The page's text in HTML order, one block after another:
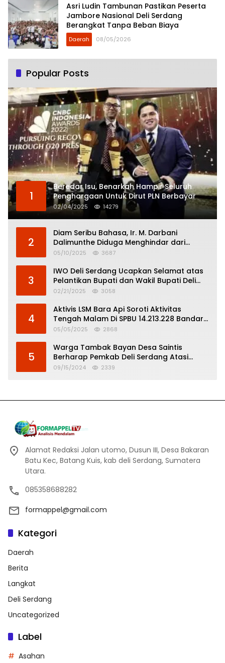
Asri Ludin Tambunan Pastikan Peserta
Jambore Nasional Deli Serdang
Berangkat Tanpa Beban Biaya
Daerah 08/05/2026
Popular Posts
1
Beredar Isu, Benarkah Hampir Seluruh
Penghargaan Untuk Dirut PLN Berbayar
02/04/2025 14279
2
Diam Seribu Bahasa, Ir. M. Darbani
Dalimunthe Diduga Menghindar dari
Pertanggungjawaban Politik
05/10/2025 3687
3
IWO Deli Serdang Ucapkan Selamat atas
Pelantikan Bupati dan Wakil Bupati Deli
Serdang
02/21/2025 3058
4
Aktivis LSM Bara Api Soroti Aktivitas
Tengah Malam Di SPBU 14.213.228 Bandar
Tinggi
05/05/2025 2868
5
Warga Tambak Bayan Desa Saintis
Berharap Pemkab Deli Serdang Atasi
Banjir
09/15/2024 2339
Alamat Redaksi Jalan utomo, Dusun III, Desa Bakaran
Batu Kec, Batang Kuis, kab deli Serdang, Sumatera
Utara.
085358688282
formappel@gmail.com
Kategori
Daerah
Berita
Langkat
Deli Serdang
Uncategorized
Label
Asahan